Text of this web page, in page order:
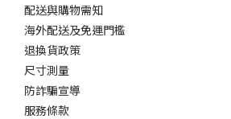
配送與購物需知
海外配送及免運門檻
退換貨政策
尺寸測量
防詐騙宣導
服務條款